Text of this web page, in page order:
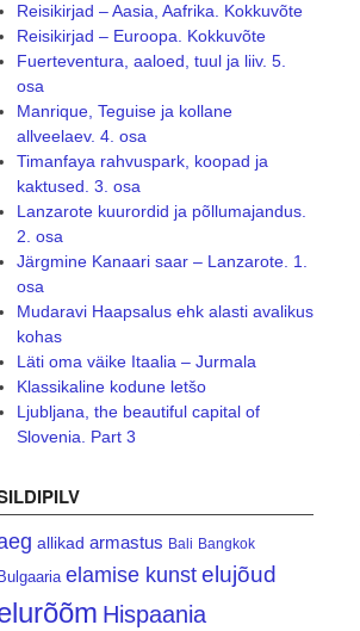
Reisikirjad – Aasia, Aafrika. Kokkuvõte
Reisikirjad – Euroopa. Kokkuvõte
Fuerteventura, aaloed, tuul ja liiv. 5.
osa
Manrique, Teguise ja kollane
allveelaev. 4. osa
Timanfaya rahvuspark, koopad ja
kaktused. 3. osa
Lanzarote kuurordid ja põllumajandus.
2. osa
Järgmine Kanaari saar – Lanzarote. 1.
osa
Mudaravi Haapsalus ehk alasti avalikus
kohas
Läti oma väike Itaalia – Jurmala
Klassikaline kodune letšo
Ljubljana, the beautiful capital of
Slovenia. Part 3
allikad armastus Bali Bangkok
Bulgaaria elamise kunst elujõud
Hispaania